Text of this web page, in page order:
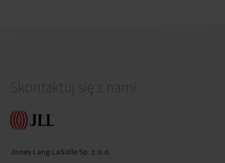
Skontaktuj się z nami
Jones Lang LaSalle Sp. z o.o.